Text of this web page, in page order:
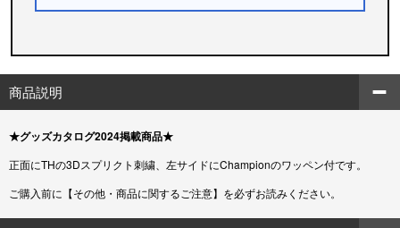
商品説明
★グッズカタログ2024掲載商品★
正面にTHの3Dスプリクト刺繍、左サイドにChampionのワッペン付です。
ご購入前に【その他・商品に関するご注意】を必ずお読みください。